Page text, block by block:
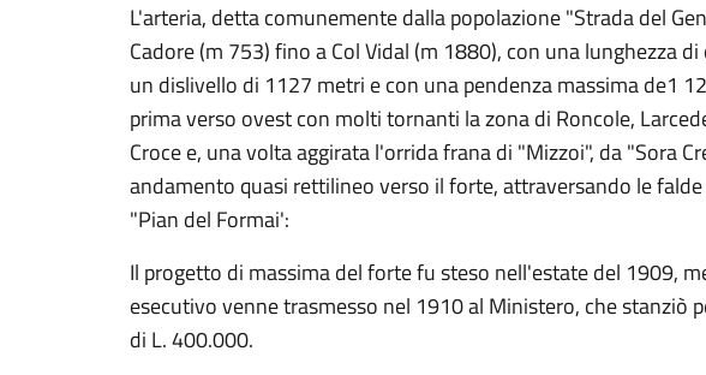
L'arteria, detta comunemente dalla popolazione "Strada del
Cadore (m 753) fino a Col Vidal (m 1880), con una lunghezza
un dislivello di 1127 metri e con una pendenza massima de1
prima verso ovest con molti tornanti la zona di Roncole,
Croce e, una volta aggirata l'orrida frana di "Mizzoi", da "Sora
andamento quasi rettilineo verso il forte, attraversando le falde
"Pian del Formai':
Il progetto di massima del forte fu steso nell'estate del 1909,
esecutivo venne trasmesso nel 1910 al Ministero, che stanziò
di L. 400.000.